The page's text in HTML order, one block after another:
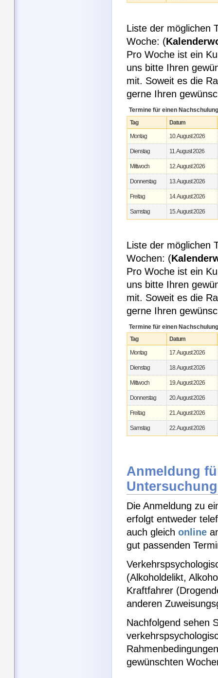
Liste der möglichen
Woche: (
Pro Woche ist ein
uns bitte Ihren
mit. Soweit es die
gerne Ihren
Termine für einen
Tag
Datum
Montag
10. August 2026
Dienstag 11. August 2026
Mittwoch 12. August 2026
Donnerstag 13. August 2026
Freitag 14. August 2026
Samstag 15. August 2026
Liste der möglichen
Wochen: (
Pro Woche ist ein
uns bitte Ihren
mit. Soweit es die
gerne Ihren
Termine für einen
Tag
Datum
Montag
17. August 2026
Dienstag 18. August 2026
Mittwoch 19. August 2026
Donnerstag 20. August 2026
Freitag 21. August 2026
Samstag 22. August 2026
Anmeldung
Untersuchung
Die Anmeldung zu
erfolgt entweder
auch gleich online
gut passenden
(Alkoholdelikt,
Kraftfahrer
anderen
Nachfolgend sehen
gewünschten